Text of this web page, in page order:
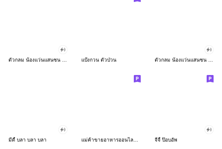
แป้งกวน ตัวป่วน
มีดี้ บลา บลา บลา จีจี้ ป๊อบอัพ